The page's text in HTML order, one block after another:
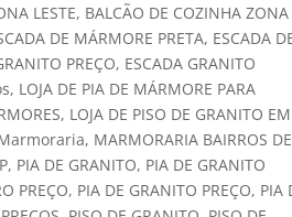
LESTE, BALCÃO DE COZINHA ZONA
DE MÁRMORE PRETA, ESCADA
PREÇO, ESCADA GRANITO
, LOJA DE PIA DE MÁRMORE PARA
, LOJA DE PISO DE GRANITO EM
, MARMORARIA BAIRROS DE
, PIA DE GRANITO, PIA DE GRANITO
PREÇO, PIA DE GRANITO PREÇO, PIA